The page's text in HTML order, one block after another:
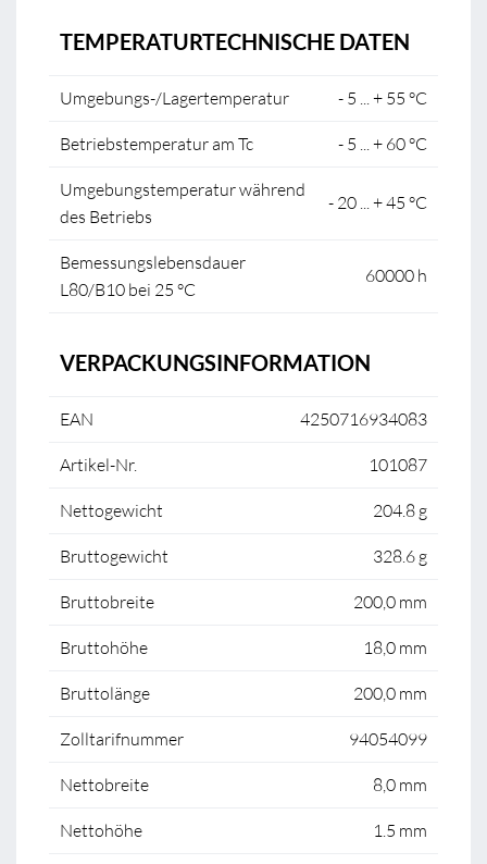
TEMPERATURTECHNISCHE DATEN
Umgebungs-/Lagertemperatur - 5 ... + 55 °C
Betriebstemperatur am Tc - 5 ... + 60 °C
Umgebungstemperatur während
des Betriebs
- 20 ... + 45 °C
Bemessungslebensdauer
L80/B10 bei 25 °C
60000 h
VERPACKUNGSINFORMATION
EAN 4250716934083
Artikel-Nr. 101087
Nettogewicht 204.8 g
Bruttogewicht 328.6 g
Bruttobreite 200,0 mm
Bruttohöhe 18,0 mm
Bruttolänge 200,0 mm
Zolltarifnummer 94054099
Nettobreite 8,0 mm
Nettohöhe 1.5 mm